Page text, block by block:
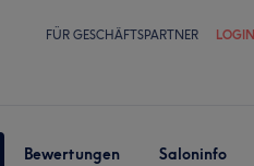
FÜR GESCHÄFTSPARTNER LOGIN
Bewertungen Saloninfo